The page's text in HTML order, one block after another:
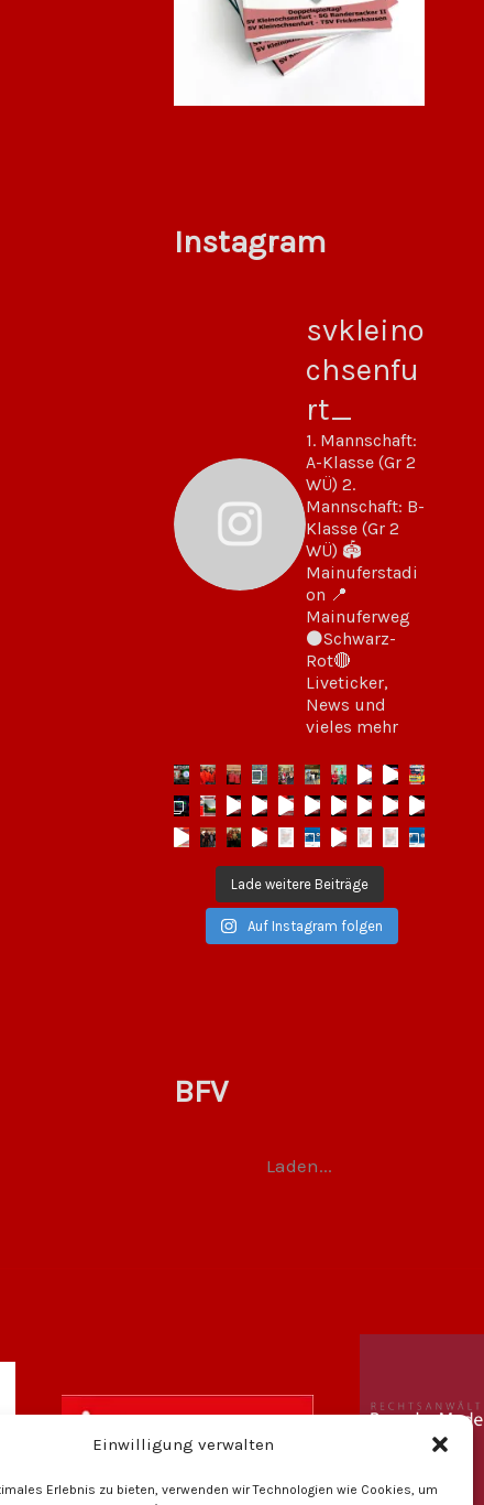
Einwilligung verwalten
Erlebnis zu bieten, verwenden wir Technologien wie Cookies, um
Instagram
svkleino
chsenfu
rt_
1. Mannschaft:
A-Klasse (Gr 2
WÜ) 2.
Mannschaft: B-
Klasse (Gr 2
WÜ) 🏟
Mainuferstadi
on 📍
Mainuferweg
⚫️Schwarz-
Rot🔴
Liveticker,
News und
vieles mehr
Lade weitere Beiträge
Auf Instagram folgen
BFV
Laden...